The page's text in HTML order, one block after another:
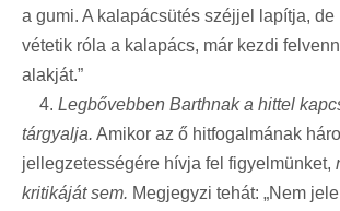
a gumi. A kalapácsütés széjjel lapítja, de
vétetik róla a kalapács, már kezdi
alakját.”
4. Legbővebben Barthnak a hittel
tárgyalja. Amikor az ő hitfogalmának
jellegzetességére hívja fel figyelmünket,
kritikáját sem. Megjegyzi tehát: „Nem